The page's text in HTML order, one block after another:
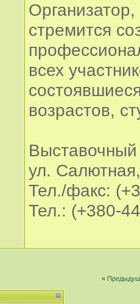
стремится
всех
возрастов,
ул.
Тел./факс:
Тел.: (+380-
«